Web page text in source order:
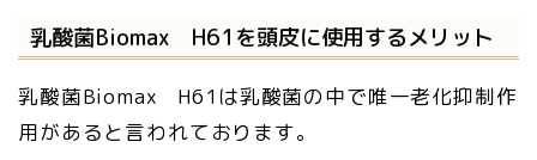
乳酸菌Biomax H61を頭皮に使用するメリット
乳酸菌Biomax H61は乳酸菌の中で唯一老化抑制作
用があると言われております。